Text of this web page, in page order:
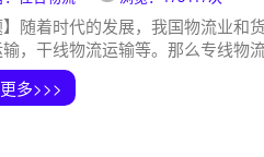
】随着时代的发展，我国物流业
，干线物流运输等。那么专线物
多>>>